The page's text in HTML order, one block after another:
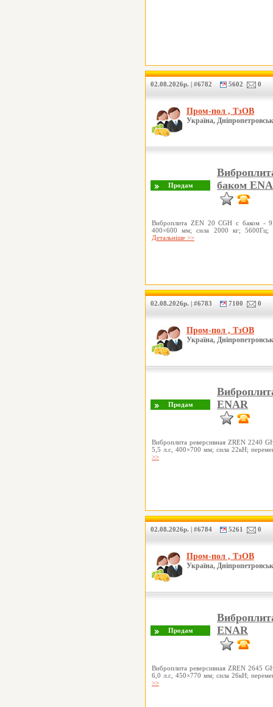
02.08.2026р. | #6782 5602 0
Пром-пол , ТзОВ
Україна,
баком
Виброплита ZEN 20 CGH с баком -
400×600 мм; сила 2000 кг;
Детальніше >>
02.08.2026р. | #6783 7100 0
Пром-пол , ТзОВ
Україна,
ENAR
Виброплита реверсивная ZREN 2240
5,5 л.с, 400×700 мм; сила 22кН;
>>
02.08.2026р. | #6784 5261 0
Пром-пол , ТзОВ
Україна,
ENAR
Виброплита реверсивная ZREN 2645
6,0 л.с, 450×770 мм; сила 26кН;
>>